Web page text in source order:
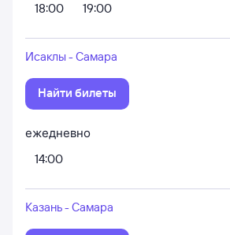
18:00
19:00
Исаклы - Самара
Найти билеты
ежедневно
14:00
Казань - Самара